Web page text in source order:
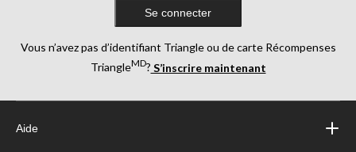
Se connecter
Vous n’avez pas d’identifiant Triangle ou de carte Récompenses
TriangleMD? S’inscrire maintenant
Aide